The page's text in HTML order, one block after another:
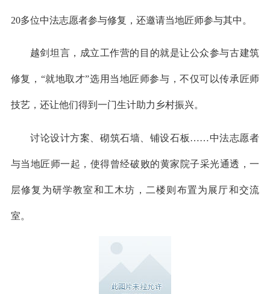
20多位中法志愿者参与修复，还邀请当地匠师参与其中。
越剑坦言，成立工作营的目的就是让公众参与古建筑
修复，“就地取才”选用当地匠师参与，不仅可以传承匠师
技艺，还让他们得到一门生计助力乡村振兴。
讨论设计方案、砌筑石墙、铺设石板……中法志愿者
与当地匠师一起，使得曾经破败的黄家院子采光通透，一
层修复为研学教室和工木坊，二楼则布置为展厅和交流
室。